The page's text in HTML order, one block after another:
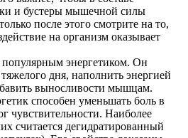
и бустеры мышечной силы
после этого смотрите на то,
на организм оказывает
популярным энергетиком. Он
дня, наполнить энергией
выносливости мышцам.
способен уменьшать боль в
чувствительности. Наиболее
считается дегидратированный